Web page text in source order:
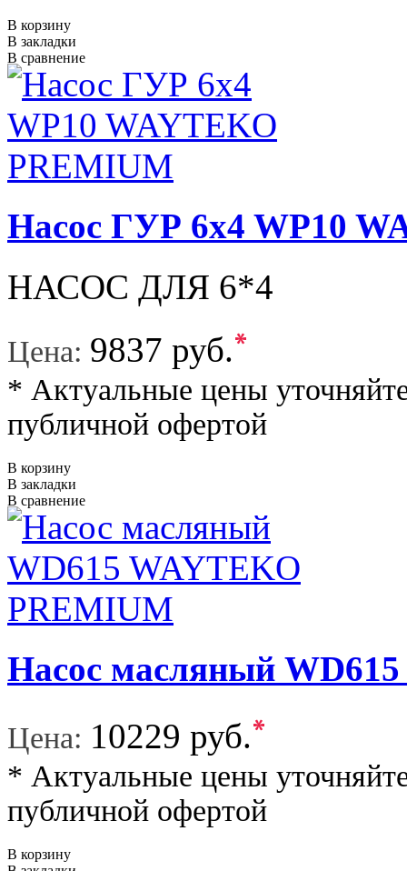
В корзину
В закладки
В сравнение
Насос ГУР 6x4 WP10
НАСОС ДЛЯ 6*4
Цена: 9837 руб.*
* Актуальные цены
публичной офертой
В корзину
В закладки
В сравнение
Насос масляный
Цена: 10229 руб.*
* Актуальные цены
публичной офертой
В корзину